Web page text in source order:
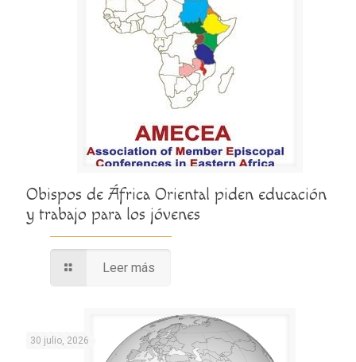
Obispos de África Oriental piden educación
y trabajo para los jóvenes
Leer más
30 julio, 2026